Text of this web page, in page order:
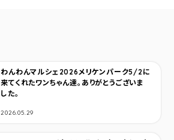
わんわんマルシェ2026メリケンパーク5/2に
来てくれたワンちゃん達。ありがとうございま
した。
2026.05.29